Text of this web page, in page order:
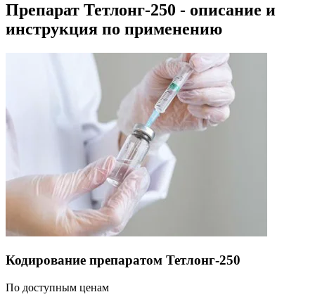
Препарат Тетлонг-250 - описание и
инструкция по применению
Кодирование препаратом Тетлонг-250
По доступным ценам